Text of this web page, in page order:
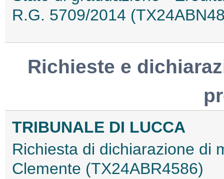
R.G. 5709/2014
Richieste e
TRIBUNALE DI LUCCA
Richiesta di dichiarazione di
Clemente (TX24ABR4586)